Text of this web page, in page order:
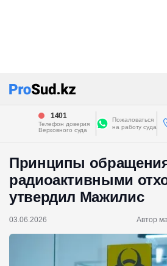
1401
Телефон доверия
Верховного суда
Пожаловаться
на работу суда
Принципы
радиоактивными
утвердил Мажилис
03.06.2026 Автор